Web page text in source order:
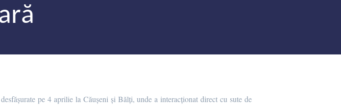
pe 4 aprilie la Căușeni și Bălți, unde a interacționat direct cu sute de